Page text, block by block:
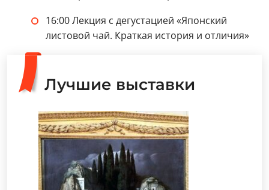
16:00 Лекция с дегустацией «Японский
листовой чай. Краткая история и отличия»
Лучшие выставки